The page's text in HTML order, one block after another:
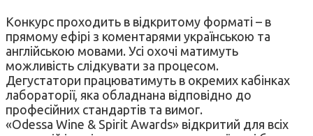
Конкурс проходить в відкритому форматі – в
прямому ефірі з коментарями українською та
англійською мовами. Усі охочі матимуть
можливість слідкувати за процесом.
Дегустатори працюватимуть в окремих кабінках
лабораторії, яка обладнана відповідно до
професійних стандартів та вимог.
«Odessa Wine & Spirit Awards» відкритий для всіх